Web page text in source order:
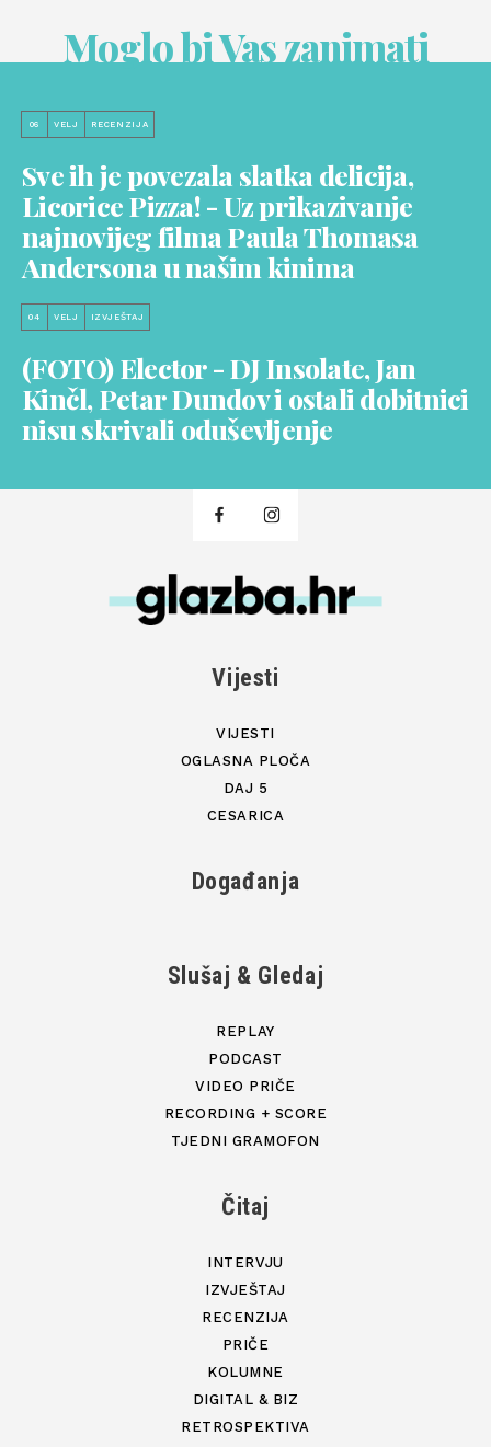
Moglo bi Vas zanimati
06 VELJ RECENZIJA
Sve ih je povezala slatka delicija,
Licorice Pizza! - Uz prikazivanje
najnovijeg filma Paula Thomasa
Andersona u našim kinima
04 VELJ IZVJEŠTAJ
(FOTO) Elector - DJ Insolate, Jan
Kinčl, Petar Dundov i ostali dobitnici
nisu skrivali oduševljenje
Vijesti
VIJESTI
OGLASNA PLOČA
DAJ 5
CESARICA
Događanja
Slušaj & Gledaj
REPLAY
PODCAST
VIDEO PRIČE
RECORDING + SCORE
TJEDNI GRAMOFON
Čitaj
INTERVJU
IZVJEŠTAJ
RECENZIJA
PRIČE
KOLUMNE
DIGITAL & BIZ
RETROSPEKTIVA